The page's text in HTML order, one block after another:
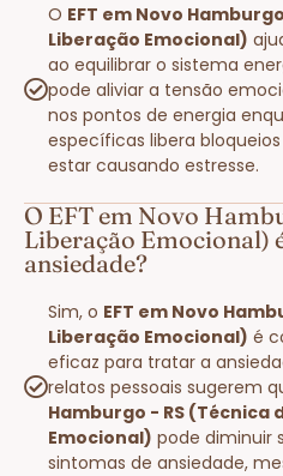
O EFT em Novo
Liberação Emocional)
ao equilibrar o sistema
pode aliviar a tensão
nos pontos de energia
específicas libera
estar causando estresse.
O EFT em Novo
Liberação Emocional)
ansiedade?
Sim, o EFT em Novo
Liberação Emocional) é
eficaz para tratar a
relatos pessoais sugerem
Hamburgo - RS (Técnica
Emocional) pode diminuir
sintomas de ansiedade,